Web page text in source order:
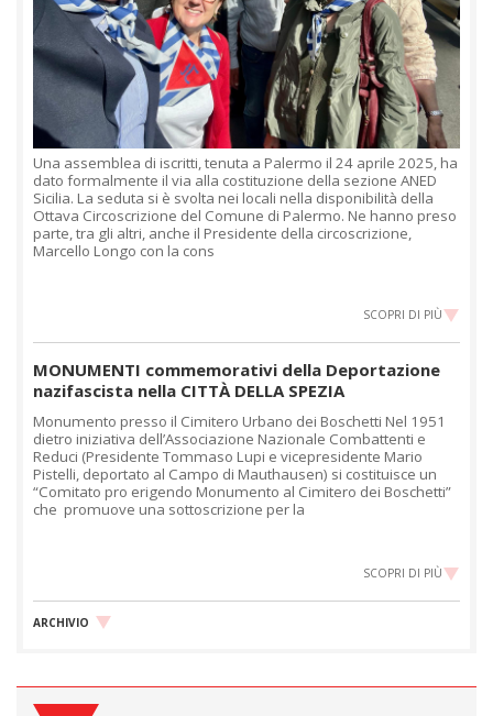
Una assemblea di iscritti, tenuta a Palermo il 24 aprile 2025, ha
dato formalmente il via alla costituzione della sezione ANED
Sicilia. La seduta si è svolta nei locali nella disponibilità della
Ottava Circoscrizione del Comune di Palermo. Ne hanno preso
parte, tra gli altri, anche il Presidente della circoscrizione,
Marcello Longo con la cons
SCOPRI DI PIÙ
MONUMENTI commemorativi della Deportazione
nazifascista nella CITTÀ DELLA SPEZIA
Monumento presso il Cimitero Urbano dei Boschetti Nel 1951
dietro iniziativa dell’Associazione Nazionale Combattenti e
Reduci (Presidente Tommaso Lupi e vicepresidente Mario
Pistelli, deportato al Campo di Mauthausen) si costituisce un
“Comitato pro erigendo Monumento al Cimitero dei Boschetti”
che promuove una sottoscrizione per la
SCOPRI DI PIÙ
ARCHIVIO